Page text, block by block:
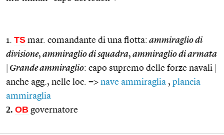
1. TS mar. comandante di una flotta: ammiraglio di
divisione, ammiraglio di squadra, ammiraglio di armata
Grande ammiraglio: capo supremo delle forze navali
anche agg., nelle loc. => nave ammiraglia , plancia
ammiraglia
2. OB governatore